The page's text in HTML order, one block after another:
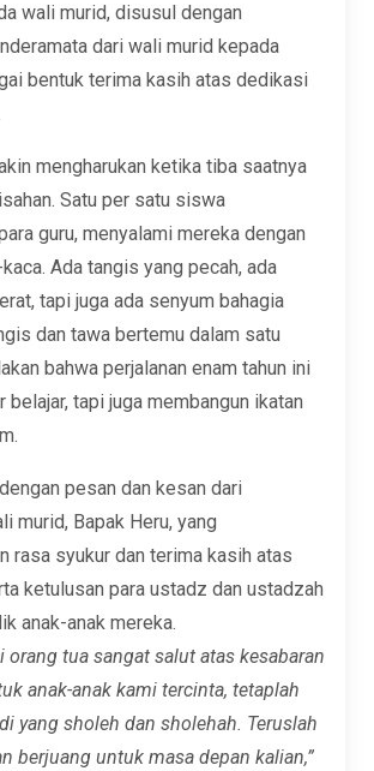
wali murid, disusul dengan
dari wali murid kepada
bentuk terima kasih atas dedikasi
mengharukan ketika tiba saatnya
Satu per satu siswa
guru, menyalami mereka dengan
Ada tangis yang pecah, ada
tapi juga ada senyum bahagia
dan tawa bertemu dalam satu
bahwa perjalanan enam tahun ini
belajar, tapi juga membangun ikatan
pesan dan kesan dari
murid, Bapak Heru, yang
rasa syukur dan terima kasih atas
ketulusan para ustadz dan ustadzah
anak-anak mereka.
orang tua sangat salut atas kesabaran
anak-anak kami tercinta, tetaplah
yang sholeh dan sholehah. Teruslah
berjuang untuk masa depan kalian,”